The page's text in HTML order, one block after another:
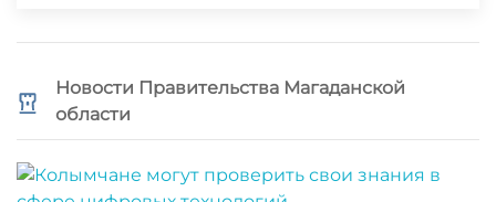
Новости Правительства Магаданской
области